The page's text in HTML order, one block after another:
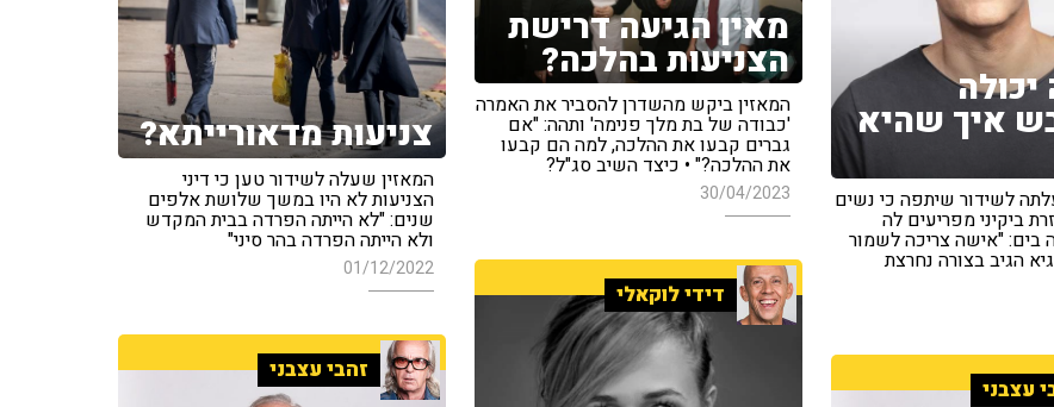
מאין הגיעה דרישת
הצניעות בהלכה?
המאזין ביקש מהשדרן להסביר את האמרה
'כבודה של בת מלך פנימה' ותהה: "אם
גברים קבעו את ההלכה, למה הם קבעו
את ההלכה?" • כיצד השיב סג"ל?
30/04/2023
צניעות מדאורייתא?
המאזין שעלה לשידור טען כי דיני
הצניעות לא היו במשך שלושת אלפים
שנים: "לא הייתה הפרדה בבית המקדש
ולא הייתה הפרדה בהר סיני"
01/12/2022
איך שהיא
לשידור שיתפה כי נשים
ביקיני מפריעים לה
בים: "אישה צריכה לשמור
הגיב בצורה נחרצת
דידי לוקאלי
זהבי עצבני
עצבני